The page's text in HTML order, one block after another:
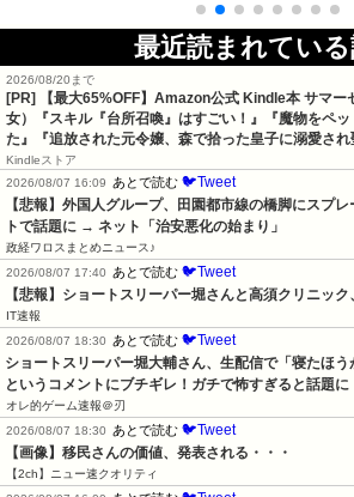
最近読まれてい
2026/08/20まで
[PR]
【最大65%OFF】Amazon公式 Kindle本 サマ
女）『スキル『台所召喚』はすごい！』『魔物をペ
た』『追放された元令嬢、森で拾った皇子に溺愛さ
Kindleストア
2026/08/07 16:09
あとで読む 🐦Tweet
【悲報】外国人グループ、田園都市線の橋脚にスプ
トで話題に → ネット「治安悪化の始まり」
政経ワロスまとめニュース♪
2026/08/07 17:40
あとで読む 🐦Tweet
【悲報】ショートスリーパー堀さんと高須クリニッ
IT速報
2026/08/07 18:30
あとで読む 🐦Tweet
ショートスリーパー堀大輔さん、生配信で「寝たほう
というコメントにブチギレ！ガチで怖すぎると話題に
オレ的ゲーム速報＠刃
2026/08/07 18:30
あとで読む 🐦Tweet
【画像】移民さんの価値、発表される・・・
【2ch】ニュー速クオリティ